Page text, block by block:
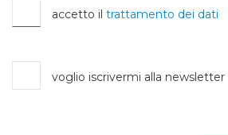
accetto il trattamento dei dati
voglio iscrivermi alla newsletter